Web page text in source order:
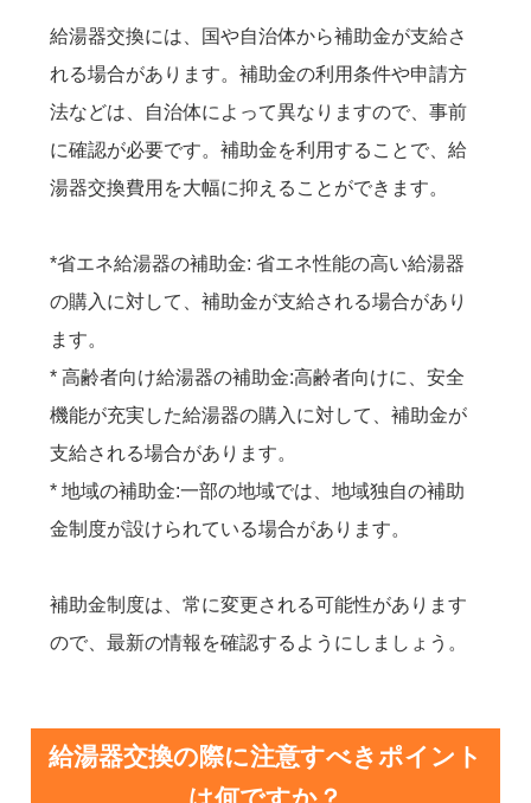
給湯器交換には、国や自治体から補助金が支給さ
れる場合があります。補助金の利用条件や申請方
法などは、自治体によって異なりますので、事前
に確認が必要です。補助金を利用することで、給
湯器交換費用を大幅に抑えることができます。
*省エネ給湯器の補助金: 省エネ性能の高い給湯器
の購入に対して、補助金が支給される場合があり
ます。
* 高齢者向け給湯器の補助金:高齢者向けに、安全
機能が充実した給湯器の購入に対して、補助金が
支給される場合があります。
* 地域の補助金:一部の地域では、地域独自の補助
金制度が設けられている場合があります。
補助金制度は、常に変更される可能性があります
ので、最新の情報を確認するようにしましょう。
給湯器交換の際に注意すべきポイント